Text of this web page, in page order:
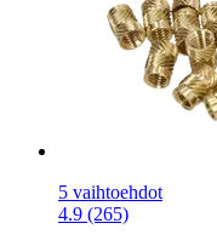
5 vaihtoehdot
4.9 (265)